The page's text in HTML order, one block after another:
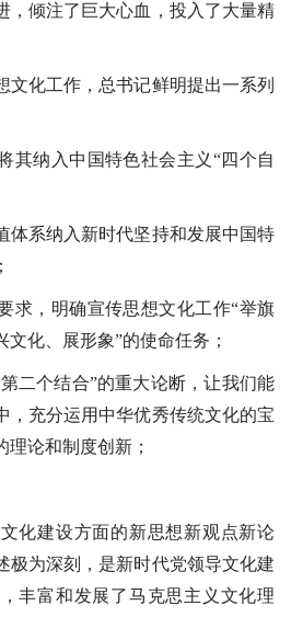
，倾注了巨大心血，投入了大量精
文化工作，总书记鲜明提出一系列
其纳入中国特色社会主义“四个自
体系纳入新时代坚持和发展中国特
求，明确宣传思想文化工作“举旗
化、展形象”的使命任务；
二个结合”的重大论断，让我们能
，充分运用中华优秀传统文化的宝
论和制度创新；
化建设方面的新思想新观点新论
极为深刻，是新时代党领导文化建
丰富和发展了马克思主义文化理